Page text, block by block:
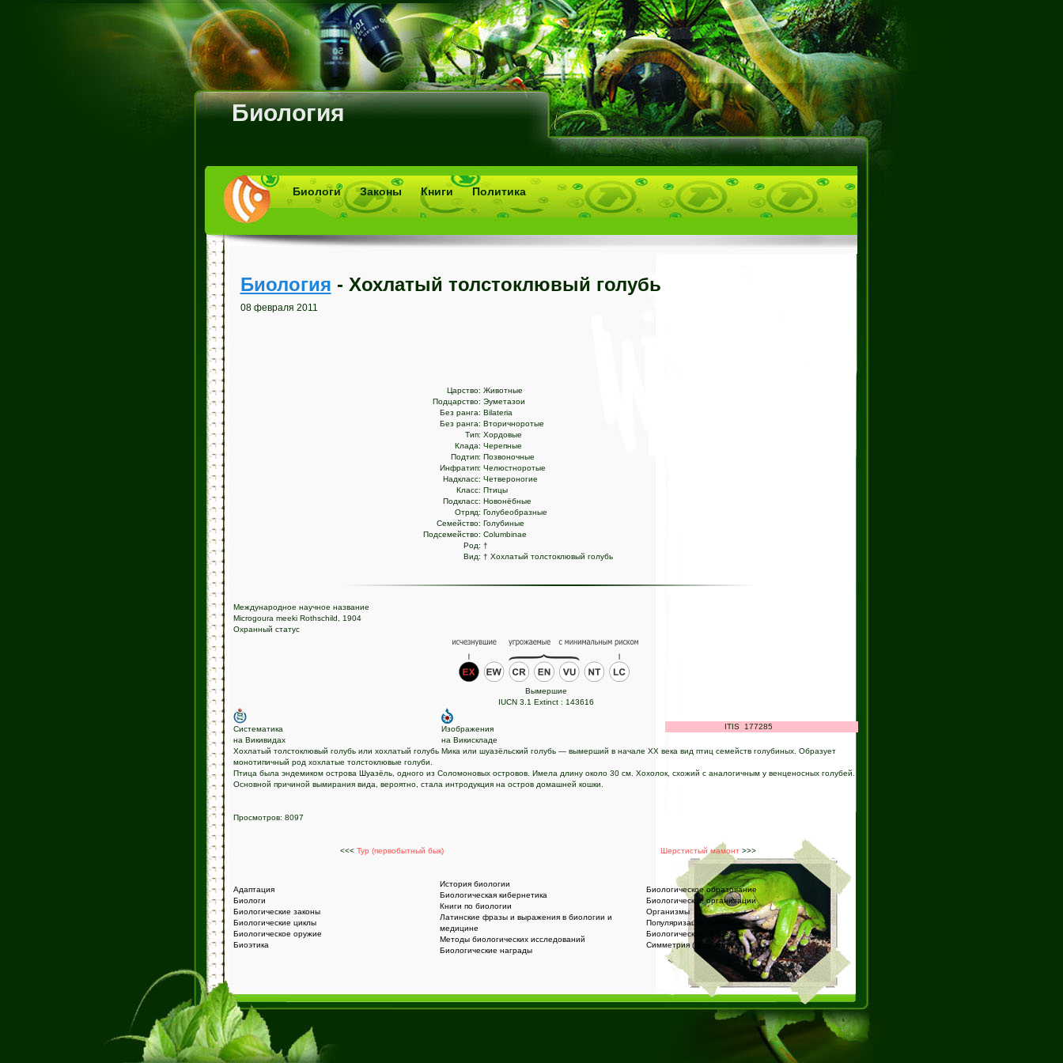
Биология
Биологи Законы Книги Политика
Биология - Хохлатый толстоклювый голубь
08 февраля 2011
Царство: Животные
Подцарство: Эуметазои
Без ранга: Bilateria
Без ранга: Вторичноротые
Тип: Хордовые
Клада: Черепные
Подтип: Позвоночные
Инфратип: Челюстноротые
Надкласс: Четвероногие
Класс: Птицы
Подкласс: Новонёбные
Отряд: Голубеобразные
Семейство: Голубиные
Подсемейство: Columbinae
Род: †
Вид: † Хохлатый толстоклювый голубь
Международное научное название
Microgoura meeki Rothschild, 1904
Охранный статус
Вымершие
IUCN 3.1 Extinct : 143616
Систематика
на Викивидах
Изображения
на Викискладе
ITIS 177285
Хохлатый толстоклювый голубь или хохлатый голубь Мика или шуазёльский голубь — вымерший в начале XX века вид птиц семейств голубиных. Образует
монотипичный род хохлатые толстоклювые голуби.
Птица была эндемиком острова Шуазёль, одного из Соломоновых островов. Имела длину около 30 см. Хохолок, схожий с аналогичным у венценосных голубей.
Основной причиной вымирания вида, вероятно, стала интродукция на остров домашней кошки.
Просмотров: 8097
<<< Тур (первобытный бык) Шерстистый мамонт>>>
Адаптация
Биологи
Биологические законы
Биологические циклы
Биологическое оружие
Биоэтика
История биологии
Биологическая кибернетика
Книги по биологии
Латинские фразы и выражения в биологии и
медицине
Методы биологических исследований
Биологические награды
Биологическое образование
Биологические организации
Организмы
Популяризация биологии
Биологические процессы
Симметрия (биология)